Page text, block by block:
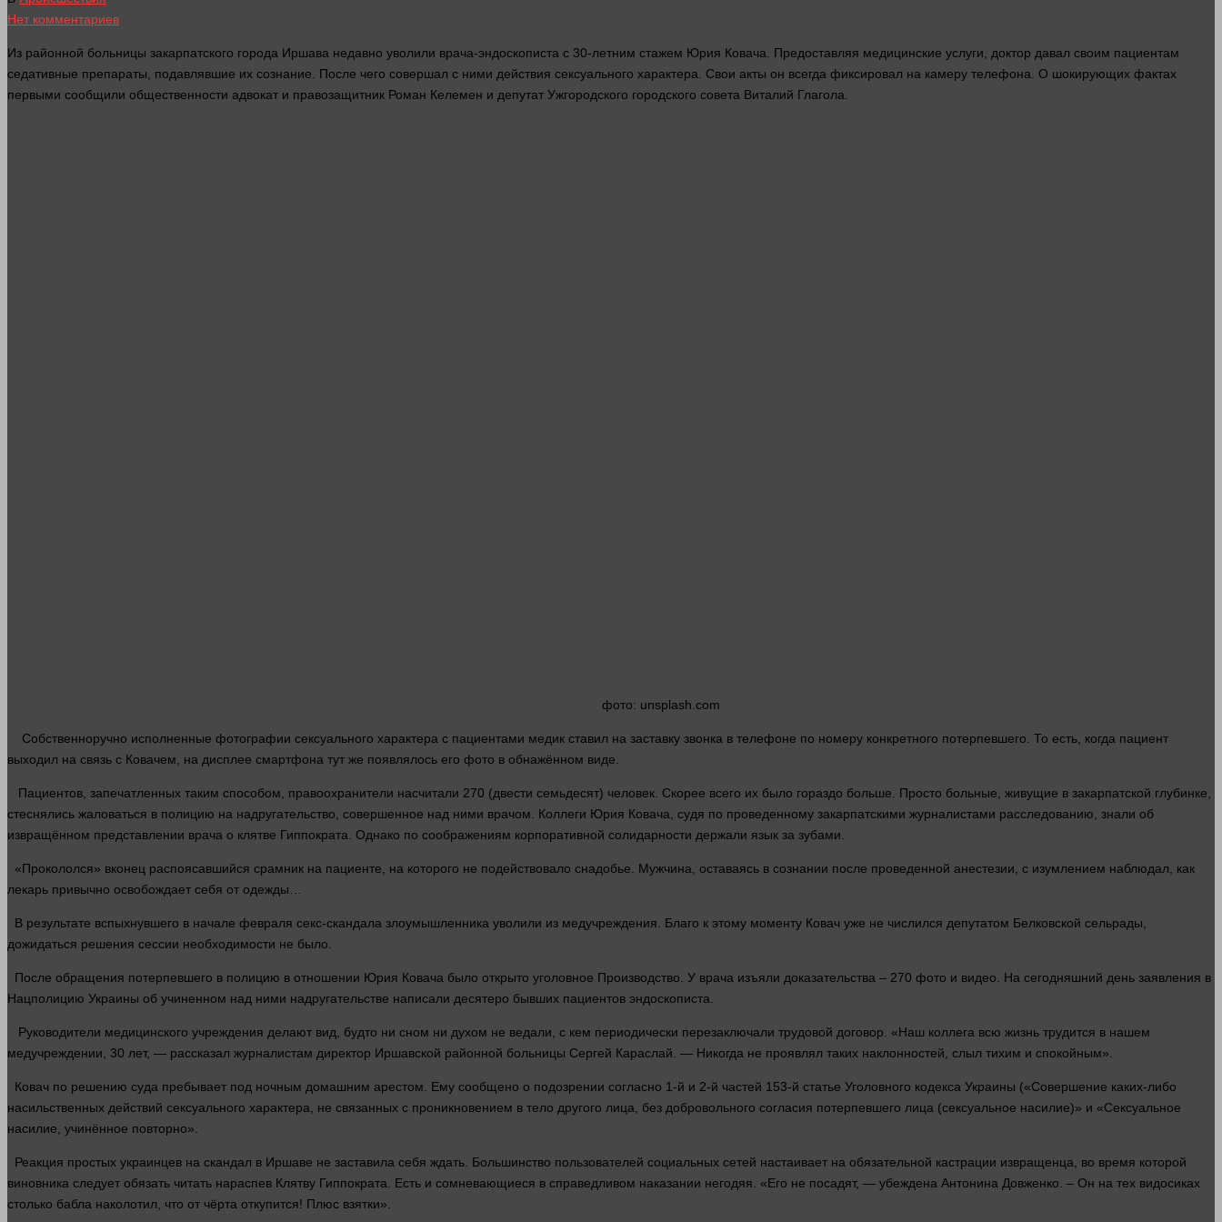
Нет комментариев
Из районной больницы закарпатского города Иршава недавно уволили врача-эндоскописта с 30-летним стажем Юрия Ковача. Предоставляя медицинские услуги доктор давал своим пациентам
седативные препараты, подавлявшие их сознание . После чего совершал с ними действия сексуального характера. Свои акты он всегда фиксировал на камеру телефона. О шокирующих фактах
первыми сообщили общественности адвокат и правозащитник Роман Келемен и депутат Ужгородского городского совета Виталий Глагола.
фото: unsplash.com
Собственноручно исполненные фотографии сексуального характера с пациентами медик ставил на заставку звонка в телефоне по номеру конкретного потерпевшего. То есть, когда пациент
выходил на связь с Ковачем, на дисплее смартфона тут же появлялось его фото в обнажённом виде.
Пациентов, запечатленных таким способом, правоохранители насчитали 270 (двести семьдесят) человек . Скорее всего их было гораздо больше . Просто больные, живущие в закарпатской глубинке,
стеснялись жаловаться в полицию на надругательство, совершенное над ними врачом. Коллеги Юрия Ковача, судя по проведенному закарпатскими журналистами расследованию, знали об
извращённом представлении врача о клятве Гиппократа. Однако по соображениям корпоративной солидарности держали язык за зубами.
«Прокололся» вконец распоясавшийся срамник на пациенте, на которого не подействовало снадобье. Мужчина, оставаясь в сознании после проведенной анестезии, с изумлением наблюдал, как
лекарь привычно освобождает себя от одежды…
В результате вспыхнувшего в начале февраля секс-скандала злоумышленника уволили из медучреждения. Благо к этому моменту Ковач уже не числился депутатом Белковской сельрады,
дожидаться решения сессии необходимости не было.
После обращения потерпевшего в полицию в отношении Юрия Ковача было открыто уголовное Производство . У врача изъяли доказательства – 270 фото и видео . На сегодняшний день заявления в
Нацполицию Украины об учиненном над ними надругательстве написали десятеро бывших пациентов эндоскописта.
Руководители медицинского учреждения делают вид, будто ни сном ни духом не ведали, с кем периодически перезаключали трудовой договор. «Наш коллега всю жизнь трудится в нашем
медучреждении, 30 лет, — рассказал журналистам директор Иршавской районной больницы Сергей Караслай. — Никогда не проявлял таких наклонностей, слыл тихим и спокойным».
Ковач по решению суда пребывает под ночным домашним арестом. Ему сообщено о подозрении согласно 1-й и 2-й частей 153-й статье Уголовного кодекса Украины («Совершение каких-либо
насильственных действий сексуального характера, не связанных с проникновением в тело другого лица , без добровольного согласия потерпевшего лица (сексуальное насилие)» и «Сексуальное
насилие, учинённое повторно».
Реакция простых украинцев на скандал в Иршаве не заставила себя ждать. Большинство пользователей социальных сетей настаивает на обязательной кастрации извращенца, во время которой
виновника следует обязать читать нараспев Клятву Гиппократа. Есть и сомневающиеся в справедливом наказании негодяя. «Его не посадят, — убеждена Антонина Довженко. – Он на тех видосиках
столько бабла наколотил, что от чёрта откупится! Плюс взятки».